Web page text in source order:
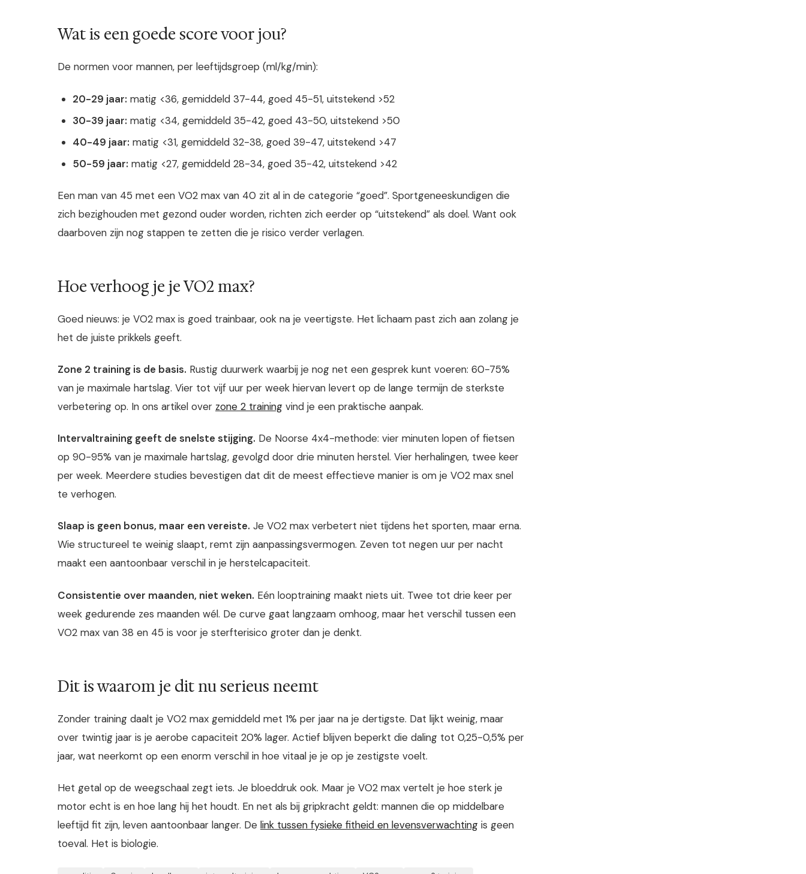
Wat is een goede score voor jou?
De normen voor mannen, per leeftijdsgroep (ml/kg/min):
20-29 jaar: matig <36, gemiddeld 37-44, goed 45-51, uitstekend >52
30-39 jaar: matig <34, gemiddeld 35-42, goed 43-50, uitstekend >50
40-49 jaar: matig <31, gemiddeld 32-38, goed 39-47, uitstekend >47
50-59 jaar: matig <27, gemiddeld 28-34, goed 35-42, uitstekend >42
Een man van 45 met een VO2 max van 40 zit al in de categorie “goed”. Sportgeneeskundigen die
zich bezighouden met gezond ouder worden, richten zich eerder op “uitstekend” als doel. Want ook
daarboven zijn nog stappen te zetten die je risico verder verlagen.
Hoe verhoog je je VO2 max?
Goed nieuws: je VO2 max is goed trainbaar, ook na je veertigste. Het lichaam past zich aan zolang je
het de juiste prikkels geeft.
Zone 2 training is de basis. Rustig duurwerk waarbij je nog net een gesprek kunt voeren: 60-75%
van je maximale hartslag. Vier tot vijf uur per week hiervan levert op de lange termijn de sterkste
verbetering op. In ons artikel over zone 2 training vind je een praktische aanpak.
Intervaltraining geeft de snelste stijging. De Noorse 4x4-methode: vier minuten lopen of fietsen
op 90-95% van je maximale hartslag, gevolgd door drie minuten herstel. Vier herhalingen, twee keer
per week. Meerdere studies bevestigen dat dit de meest effectieve manier is om je VO2 max snel
te verhogen.
Slaap is geen bonus, maar een vereiste. Je VO2 max verbetert niet tijdens het sporten, maar erna.
Wie structureel te weinig slaapt, remt zijn aanpassingsvermogen. Zeven tot negen uur per nacht
maakt een aantoonbaar verschil in je herstelcapaciteit.
Consistentie over maanden, niet weken. Eén looptraining maakt niets uit. Twee tot drie keer per
week gedurende zes maanden wél. De curve gaat langzaam omhoog, maar het verschil tussen een
VO2 max van 38 en 45 is voor je sterfterisico groter dan je denkt.
Dit is waarom je dit nu serieus neemt
Zonder training daalt je VO2 max gemiddeld met 1% per jaar na je dertigste. Dat lijkt weinig, maar
over twintig jaar is je aerobe capaciteit 20% lager. Actief blijven beperkt die daling tot 0,25-0,5% per
jaar, wat neerkomt op een enorm verschil in hoe vitaal je je op je zestigste voelt.
Het getal op de weegschaal zegt iets. Je bloeddruk ook. Maar je VO2 max vertelt je hoe sterk je
motor echt is en hoe lang hij het houdt. En net als bij gripkracht geldt: mannen die op middelbare
leeftijd fit zijn, leven aantoonbaar langer. De link tussen fysieke fitheid en levensverwachting is geen
toeval. Het is biologie.